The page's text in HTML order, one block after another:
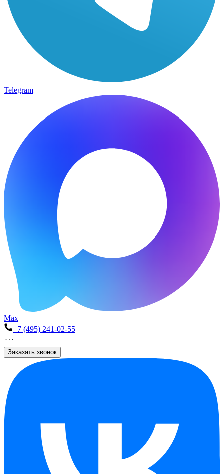
Telegram
Max
+7 (495) 241-02-55
Заказать звонок